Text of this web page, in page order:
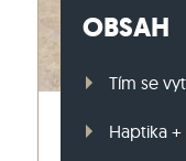
OBSAH
Tím se
Haptika